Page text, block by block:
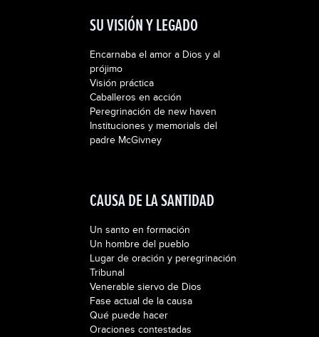
SU VISIÓN Y LEGADO
Encarnaba el amor a Dios y al
prójimo
Visión práctica
Caballeros en acción
Peregrinación de new haven
Instituciones y memorials del
padre McGivney
CAUSA DE LA SANTIDAD
Un santo en formación
Un hombre del pueblo
Lugar de oración y peregrinación
Tribunal
Venerable siervo de Dios
Fase actual de la causa
Qué puede hacer
Oraciones contestadas